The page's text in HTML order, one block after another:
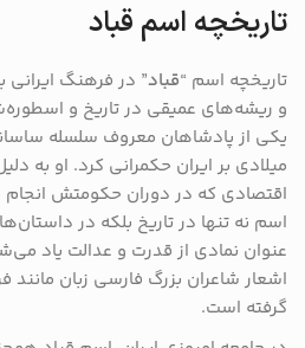
تاریخچه اسم قباد
تاریخچه اسم “قباد” در فرهنگ ایرانی
و ریشه‌های عمیقی در تاریخ و
یکی از پادشاهان معروف سلسله
میلادی بر ایران حکمرانی کرد. او به
اقتصادی که در دوران حکومتش انجام
اسم نه تنها در تاریخ بلکه در
عنوان نمادی از قدرت و عدالت یاد
اشعار شاعران بزرگ فارسی ‌زبان مانند
گرفته است.